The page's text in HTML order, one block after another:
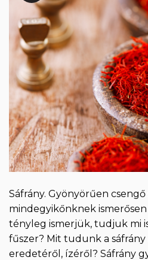
Sáfrány. Gyönyörűen csengő
mindegyikőnknek
tényleg ismerjük, tudjuk mi
fűszer? Mit tudunk a sáfrány
eredetéről, ízéről? Sáfrány